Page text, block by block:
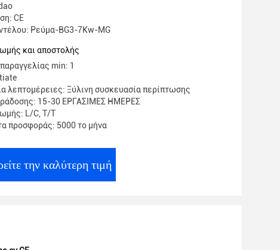
CE
Ρεύμα-BG3-7Kw-MG
και αποστολής
min: 1
λεπτομέρειες: Ξύλινη συσκευασία περίπτωσης
15-30 ΕΡΓΑΣΙΜΕΣ ΗΜΕΡΕΣ
L/C, T/T
προσφοράς: 5000 το μήνα
την καλύτερη τιμή